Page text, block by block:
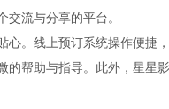
流与分享的平台。
心。线上预订系统操作便捷
的帮助与指导。此外，星星